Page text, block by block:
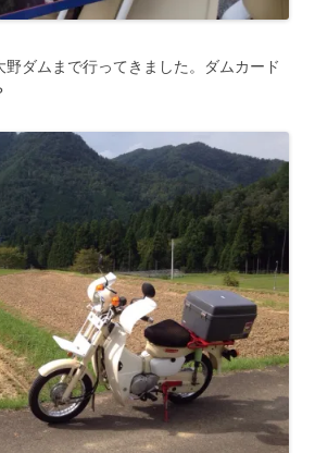
ダムまで行ってきました。ダムカード